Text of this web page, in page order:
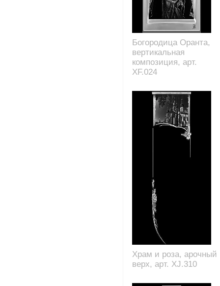
Богородица Оранта,
вертикальная
композиция, арт.
XF.024
Храм и роза, арочный
верх, арт. XJ.310